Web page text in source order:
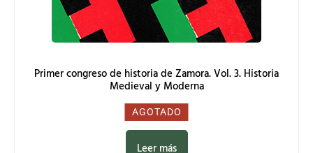
Primer congreso de historia de Zamora. Vol. 3. Historia
Medieval y Moderna
0,00 €
AGOTADO
Leer más